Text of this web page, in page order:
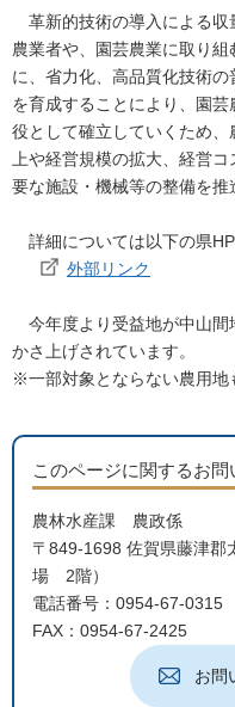
革新的技術の導入による収
農業者や、園芸農業に取り
に、省力化、高品質化技術
を育成することにより、園芸
役として確立していくため
上や経営規模の拡大、経営
要な施設・機械等の整備を推
詳細については以下の県HP
外部リンク
今年度より受益地が中山間
かさ上げされています。
※一部対象とならない農用地
このページに関するお問
農林水産課 農政係
〒849-1698 佐賀県藤津郡
場 2階）
電話番号：0954-67-0315
FAX：0954-67-2425
お問